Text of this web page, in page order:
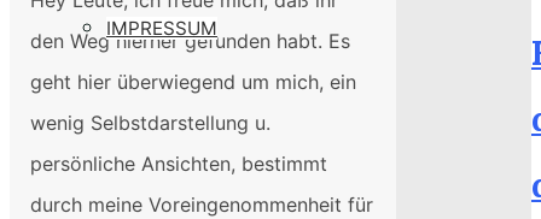
IMPRESSUM
den Weg hierher gefunden habt. Es
geht hier überwiegend um mich, ein
wenig Selbstdarstellung u.
persönliche Ansichten, bestimmt
durch meine Voreingenommenheit für